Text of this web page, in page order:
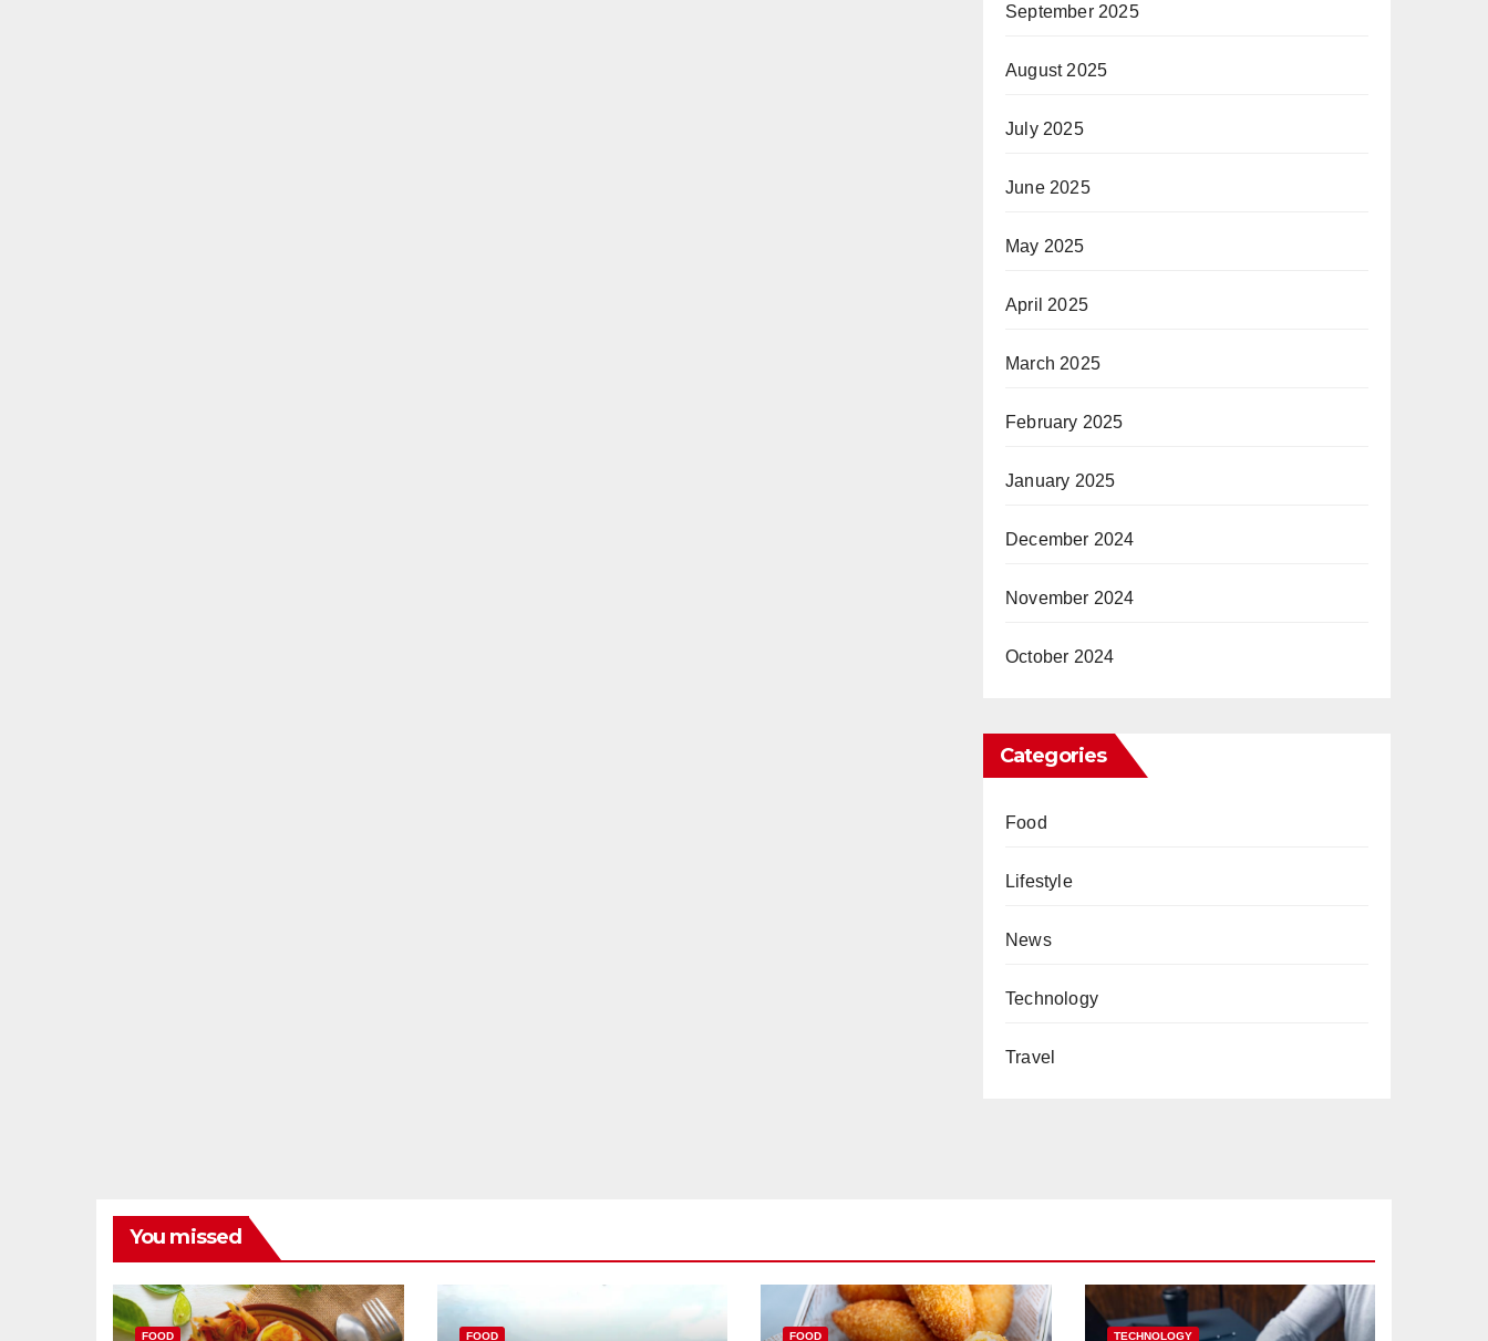
September 2025
August 2025
July 2025
June 2025
May 2025
April 2025
March 2025
February 2025
January 2025
December 2024
November 2024
October 2024
Categories
Food
Lifestyle
News
Technology
Travel
You missed
FOOD FOOD FOOD TECHNOLOGY